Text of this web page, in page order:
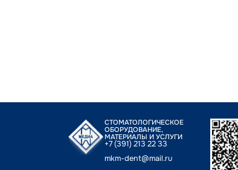
СТОМАТОЛОГИЧЕСКОЕ
ОБОРУДОВАНИЕ,
МАТЕРИАЛЫ И УСЛУГИ
+7 (391) 213 22 33
mkm-dent@mail.ru